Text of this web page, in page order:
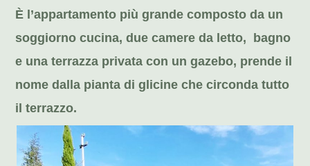
È l’appartamento più grande composto da un
soggiorno cucina, due camere da letto, bagno
e una terrazza privata con un gazebo, prende il
nome dalla pianta di glicine che circonda tutto
il terrazzo.